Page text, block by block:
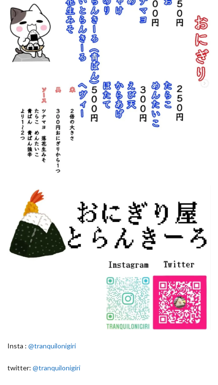
Insta : @tranquilonigiri
twitter: @tranquilonigiri